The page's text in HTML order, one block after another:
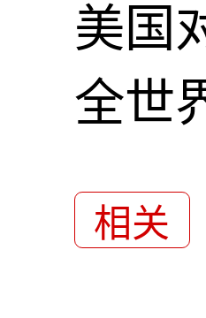
美国
全世
相关